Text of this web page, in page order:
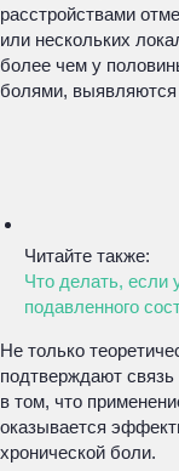
расстройствами
или нескольких
более чем у
болями, выявляются
Читайте также:
Что делать, если
подавленного
Не только
подтверждают
в том, что
оказывается
хронической боли.